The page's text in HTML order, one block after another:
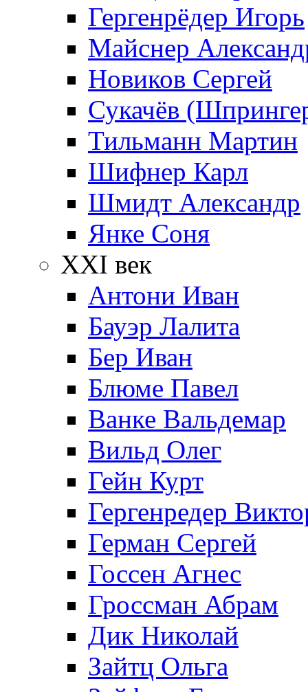
Гергенрёдер Игорь
Майснер
Новиков Сергей
Сукачёв
Тильманн Мартин
Шифнер Карл
Шмидт Александр
Янке Соня
XXI век
Антони Иван
Бауэр Лалита
Бер Иван
Блюме Павел
Ванке Вальдемар
Вильд Олег
Гейн Курт
Гергенредер
Герман Сергей
Госсен Агнес
Гроссман Абрам
Дик Николай
Зайтц Ольга